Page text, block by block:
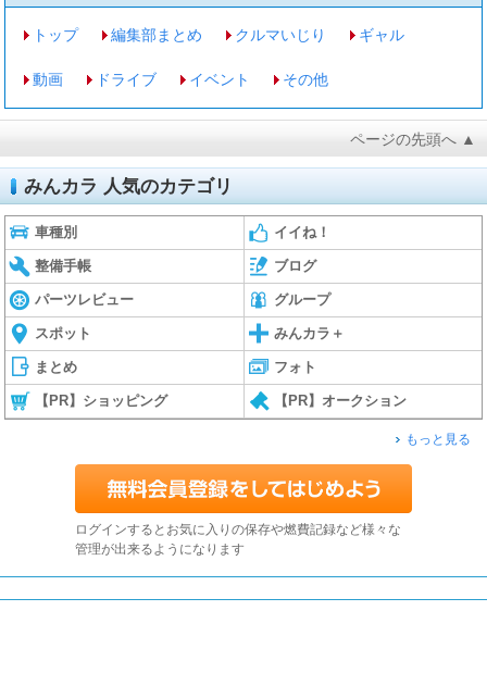
トップ 編集部まとめ クルマいじり ギャル
動画 ドライブ イベント その他
ページの先頭へ ▲
みんカラ 人気のカテゴリ
車種別 イイね！
整備手帳 ブログ
パーツレビュー グループ
スポット みんカラ＋
まとめ フォト
【PR】ショッピング 【PR】オークション
もっと見る
ログインするとお気に入りの保存や燃費記録など様々な
管理が出来るようになります